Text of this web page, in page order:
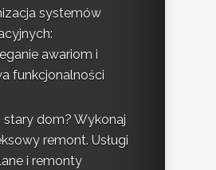
systemów
awariom i
funkcjonalności
stary dom? Wykonaj
remont. Usługi
i remonty